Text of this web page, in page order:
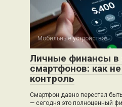
Мобильные устройства
Личные финансы в
смартфонов: как
контроль
Смартфон давно перестал
— сегодня это полноценный